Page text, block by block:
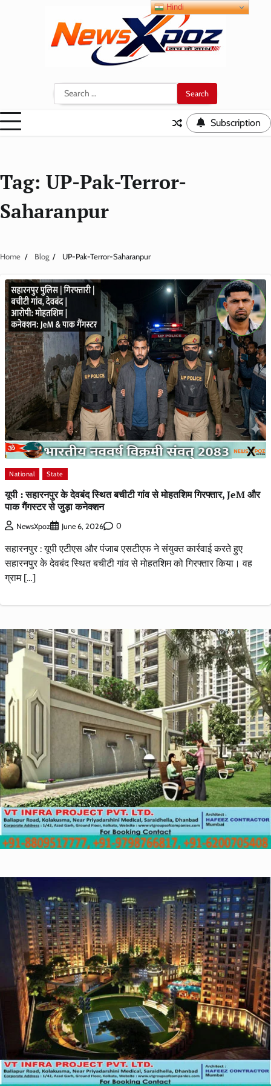
Search
for:
Subscription
Tag: UP-Pak-Terror-
Saharanpur
Home Blog UP-Pak-Terror-Saharanpur
National State
यूपी : सहारनपुर के देवबंद स्थित बचीटी गांव से मोहतशिम गिरफ्तार, JeM और
पाक गैंगस्टर से जुड़ा कनेक्शन
NewsXpoz June 6, 2026 0
सहारनपुर : यूपी एटीएस और पंजाब एसटीएफ ने संयुक्त कार्रवाई करते हुए
सहारनपुर के देवबंद स्थित बचीटी गांव से मोहतशिम को गिरफ्तार किया। वह
ग्राम […]
Hindi